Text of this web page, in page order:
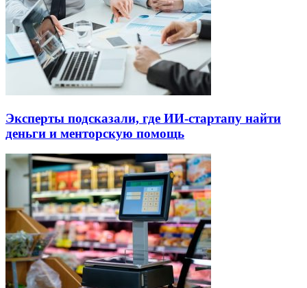
Эксперты подсказали, где ИИ-стартапу найти
деньги и менторскую помощь